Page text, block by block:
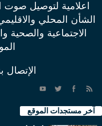
اعلامية لتوصيل صوت
الشأن المحلي
الاجتماعية والصحية
الإتصال
آخر مستجدات الموقع